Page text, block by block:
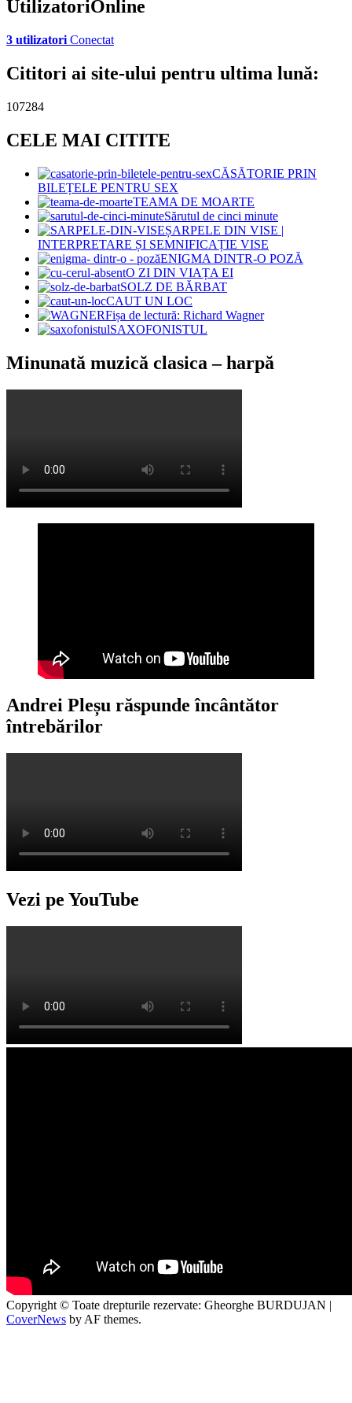
UtilizatoriOnline
3 utilizatori Conectat
Cititori ai site-ului pentru ultima lună:
107284
CELE MAI CITITE
CĂSĂTORIE PRIN
BILEȚELE PENTRU SEX
TEAMA DE MOARTE
Sărutul de cinci minute
ȘARPELE DIN VISE |
INTERPRETARE ȘI SEMNIFICAȚIE VISE
ENIGMA DINTR-O POZĂ
O ZI DIN VIAȚA EI
SOLZ DE BĂRBAT
CAUT UN LOC
Fișa de lectură: Richard Wagner
SAXOFONISTUL
Minunată muzică clasica – harpă
Andrei Pleșu răspunde încântător
întrebărilor
Vezi pe YouTube
Copyright © Toate drepturile rezervate: Gheorghe BURDUJAN |
CoverNews by AF themes.